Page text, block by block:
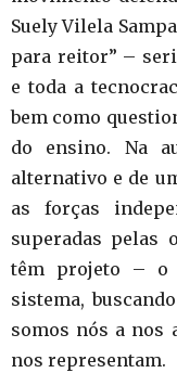
Suely Vilela
para reitor” –
e toda a
bem como
do ensino. Na
alternativo e de
as forças
superadas pelas
têm projeto – o
sistema,
somos nós a nos
nos representam.